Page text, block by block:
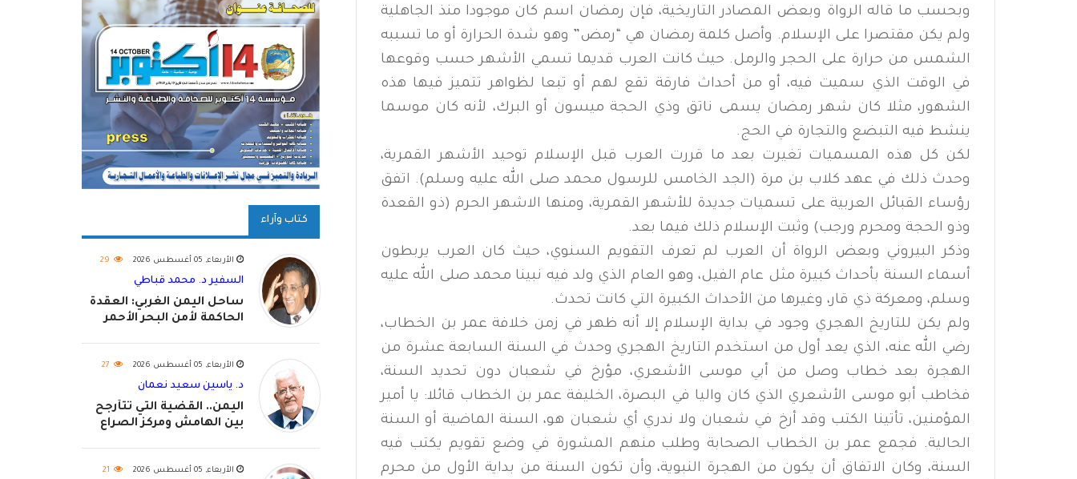
وبحسب ما قاله الرواة وبعض المصادر التاريخية، فإن رمضان اسم كان موجودا منذ الجاهلية
ولم يكن مقتصرا على الإسلام. وأصل كلمة رمضان هي “رمض” وهو شدة الحرارة أو ما تسببه
الشمس من حرارة على الحجر والرمل. حيث كانت العرب قديما تسمي الأشهر حسب وقوعها
في الوقت الذي سميت فيه، أو من أحداث فارقة تقع لهم أو تبعا لظواهر تتميز فيها هذه
الشهور، مثلا كان شهر رمضان يسمى ناتق وذي الحجة ميسون أو البرك، لأنه كان موسما
ينشط فيه التبضع والتجارة في الحج.
لكن كل هذه المسميات تغيرت بعد ما قررت العرب قبل الإسلام توحيد الأشهر القمرية،
وحدث ذلك في عهد كلاب بن مرة (الجد الخامس للرسول محمد صلى الله عليه وسلم). اتفق
رؤساء القبائل العربية على تسميات جديدة للأشهر القمرية، ومنها الاشهر الحرم (ذو القعدة
وذو الحجة ومحرم ورجب) وثبت الإسلام ذلك فيما بعد.
وذكر البيروني وبعض الرواة أن العرب لم تعرف التقويم السنوي، حيث كان العرب يربطون
أسماء السنة بأحداث كبيرة مثل عام الفيل، وهو العام الذي ولد فيه نبينا محمد صلى الله عليه
وسلم، ومعركة ذي قار، وغيرها من الأحداث الكبيرة التي كانت تحدث.
ولم يكن للتاريخ الهجري وجود في بداية الإسلام إلا أنه ظهر في زمن خلافة عمر بن الخطاب،
رضي الله عنه، الذي يعد أول من استخدم التاريخ الهجري وحدث في السنة السابعة عشرة من
الهجرة بعد خطاب وصل من أبي موسى الأشعري، مؤرخ في شعبان دون تحديد السنة،
فخاطب أبو موسى الأشعري الذي كان واليا في البصرة، الخليفة عمر بن الخطاب قائلا: يا أمير
المؤمنين، تأتينا الكتب وقد أرخ في شعبان ولا ندري أي شعبان هو، السنة الماضية أو السنة
الحالية. فجمع عمر بن الخطاب الصحابة وطلب منهم المشورة في وضع تقويم يكتب فيه
السنة، وكان الاتفاق أن يكون من الهجرة النبوية، وأن تكون السنة من بداية الأول من محرم
كتاب وآراء
الأربعاء, 05 أغسطس 2026 29
السفير د. محمد قباطي
ساحل اليمن الغربي: العقدة
الحاكمة لأمن البحر الأحمر
الأربعاء, 05 أغسطس 2026 27
د. ياسين سعيد نعمان
اليمن.. القضية التي تتأرجح
بين الهامش ومركز الصراع
الأربعاء, 05 أغسطس 2026 21